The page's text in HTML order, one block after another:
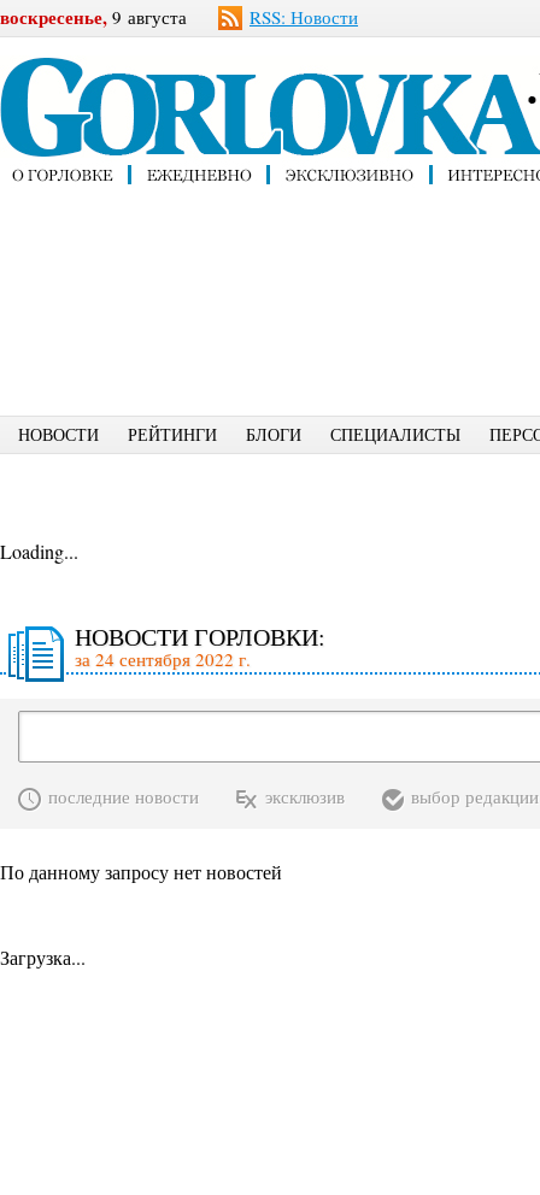
воскресенье, 9 августа RSS: Новости
НОВОСТИ РЕЙТИНГИ БЛОГИ СПЕЦИАЛИСТЫ
Loading...
НОВОСТИ ГОРЛОВКИ:
за 24 сентября 2022 г.
последние новости эксклюзив выбор редакции
По данному запросу нет новостей
Загрузка...